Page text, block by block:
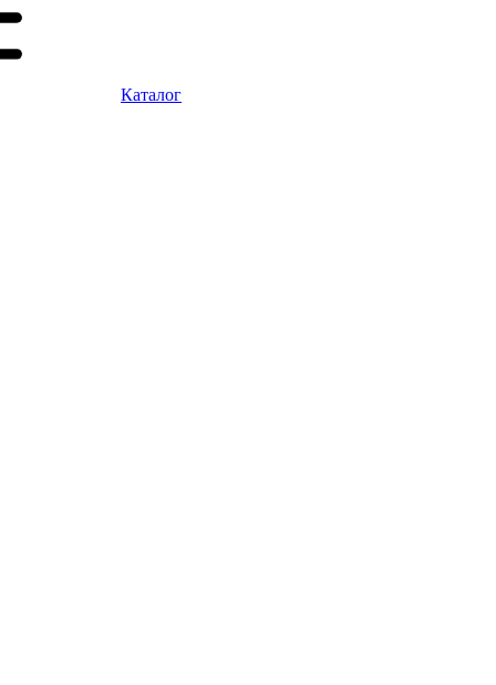
Каталог